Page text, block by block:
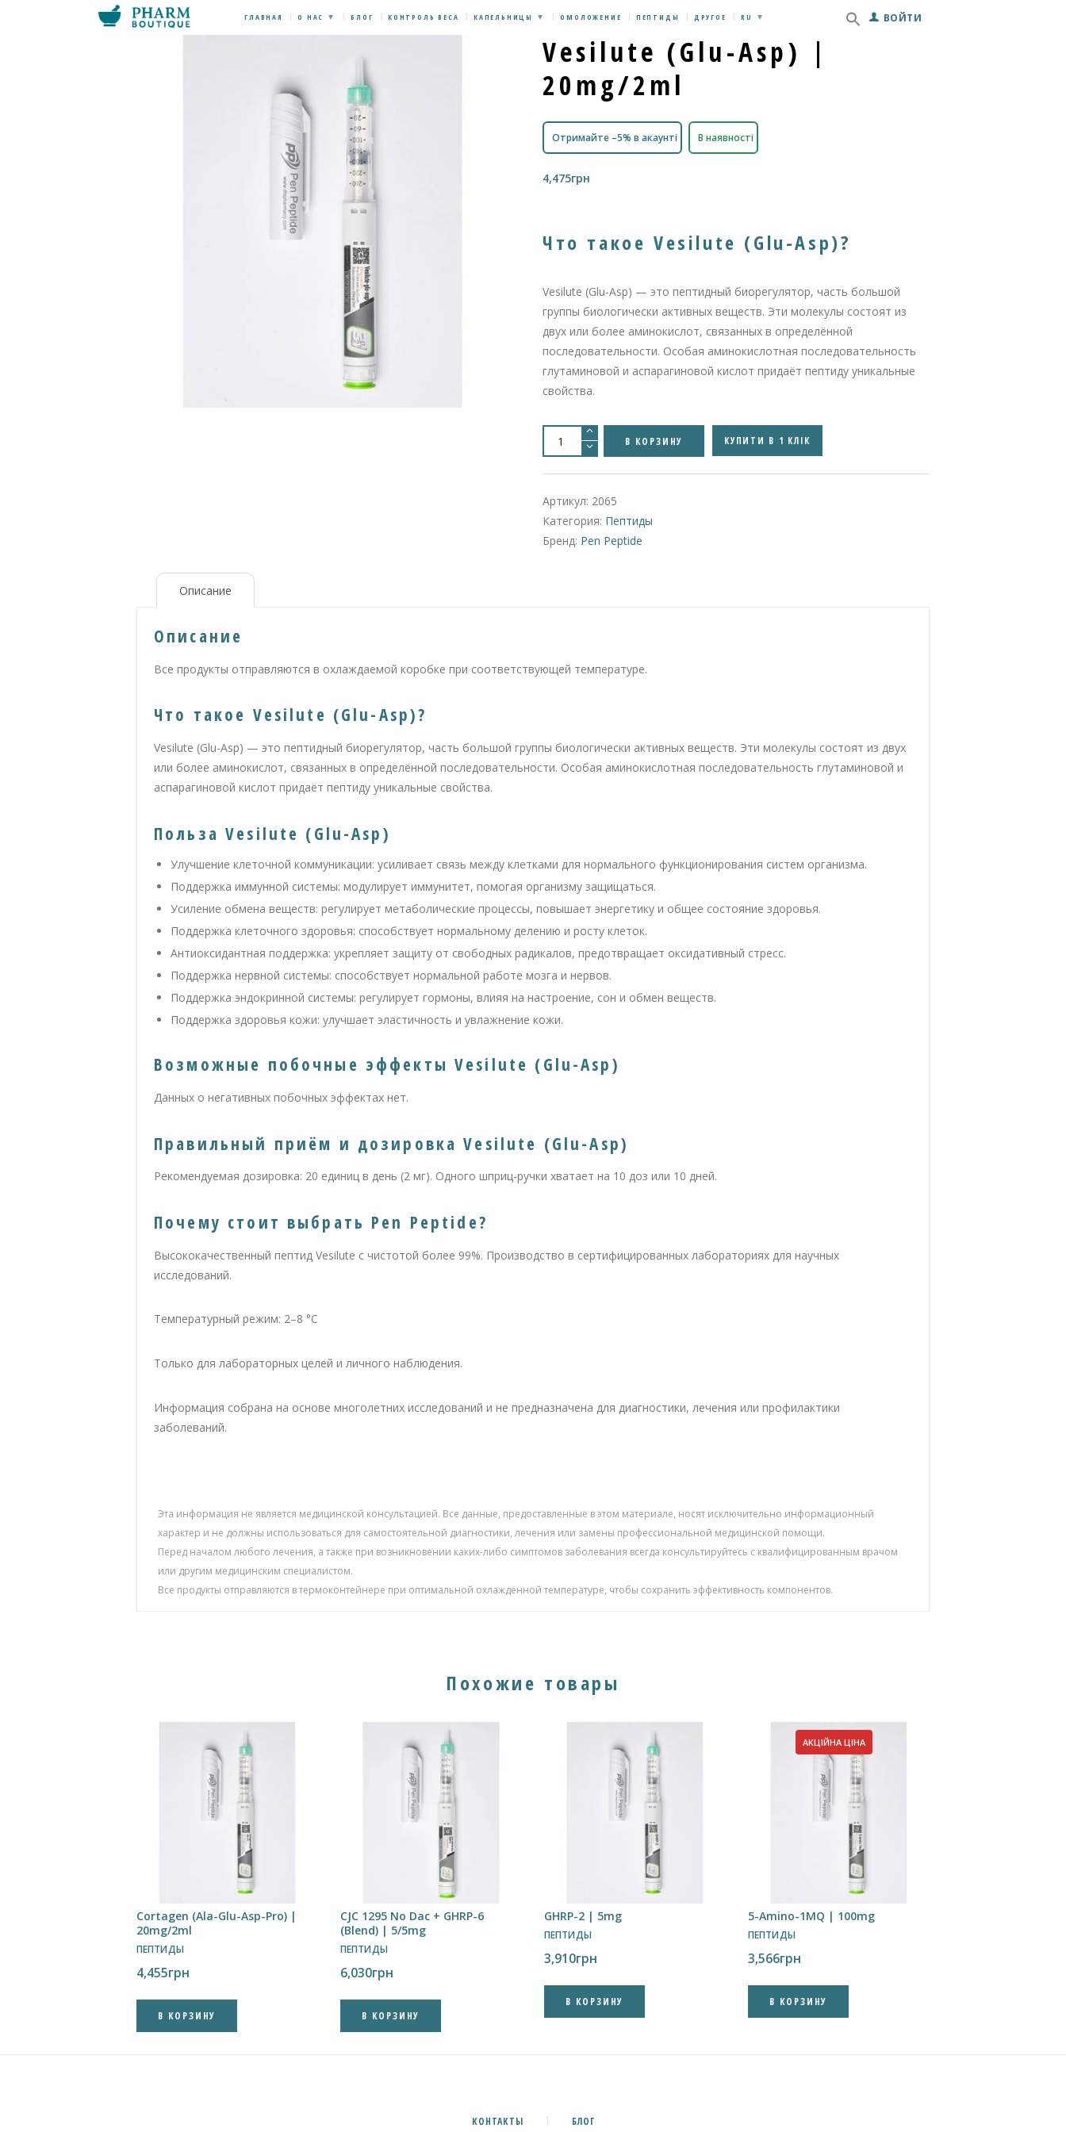
ГЛАВНАЯ О НАС БЛОГ КОНТРОЛЬ ВЕСА КАПЕЛЬНИЦЫ ОМОЛОЖЕНИЕ ПЕПТИДЫ ДРУГОЕ RU ВОЙТИ
Vesilute (Glu-Asp) |
20mg/2ml
Отримайте –5% в акаунті В наявності
4,475грн
Что такое Vesilute (Glu-Asp)?
Vesilute (Glu-Asp) — это пептидный биорегулятор, часть большой
группы биологически активных веществ. Эти молекулы состоят из
двух или более аминокислот, связанных в определённой
последовательности. Особая аминокислотная последовательность
глутаминовой и аспарагиновой кислот придаёт пептиду уникальные
свойства.
Количество
товара
Vesilute
Asp)
20mg/2ml
В КОРЗИНУ КУПИТИ В 1 КЛІК
Артикул: 2065
Категория: Пептиды
Бренд: Pen Peptide
Описание
Описание
Все продукты отправляются в охлаждаемой коробке при соответствующей температуре.
Что такое Vesilute (Glu-Asp)?
Vesilute (Glu-Asp) — это пептидный биорегулятор, часть большой группы биологически активных веществ. Эти молекулы состоят из двух
или более аминокислот, связанных в определённой последовательности. Особая аминокислотная последовательность глутаминовой и
аспарагиновой кислот придаёт пептиду уникальные свойства.
Польза Vesilute (Glu-Asp)
Улучшение клеточной коммуникации: усиливает связь между клетками для нормального функционирования систем организма.
Поддержка иммунной системы: модулирует иммунитет, помогая организму защищаться.
Усиление обмена веществ: регулирует метаболические процессы, повышает энергетику и общее состояние здоровья.
Поддержка клеточного здоровья: способствует нормальному делению и росту клеток.
Антиоксидантная поддержка: укрепляет защиту от свободных радикалов, предотвращает оксидативный стресс.
Поддержка нервной системы: способствует нормальной работе мозга и нервов.
Поддержка эндокринной системы: регулирует гормоны, влияя на настроение, сон и обмен веществ.
Поддержка здоровья кожи: улучшает эластичность и увлажнение кожи.
Возможные побочные эффекты Vesilute (Glu-Asp)
Данных о негативных побочных эффектах нет.
Правильный приём и дозировка Vesilute (Glu-Asp)
Рекомендуемая дозировка: 20 единиц в день (2 мг). Одного шприц-ручки хватает на 10 доз или 10 дней.
Почему стоит выбрать Pen Peptide?
Высококачественный пептид Vesilute с чистотой более 99%. Производство в сертифицированных лабораториях для научных
исследований.
Температурный режим: 2–8 °C
Только для лабораторных целей и личного наблюдения.
Информация собрана на основе многолетних исследований и не предназначена для диагностики, лечения или профилактики
заболеваний.
Эта информация не является медицинской консультацией. Все данные, предоставленные в этом материале, носят исключительно информационный
характер и не должны использоваться для самостоятельной диагностики, лечения или замены профессиональной медицинской помощи.
Перед началом любого лечения, а также при возникновении каких-либо симптомов заболевания всегда консультируйтесь с квалифицированным врачом
или другим медицинским специалистом.
Все продукты отправляются в термоконтейнере при оптимальной охлаждённой температуре, чтобы сохранить эффективность компонентов.
Похожие товары
Cortagen (Ala-Glu-Asp-Pro) |
20mg/2ml
ПЕПТИДЫ
4,455грн
В КОРЗИНУ
CJC 1295 No Dac + GHRP-6
(Blend) | 5/5mg
ПЕПТИДЫ
6,030грн
В КОРЗИНУ
GHRP-2 | 5mg
ПЕПТИДЫ
3,910грн
В КОРЗИНУ
АКЦІЙНА ЦІНА
5-Amino-1MQ | 100mg
ПЕПТИДЫ
3,566грн
В КОРЗИНУ
КОНТАКТЫ БЛОГ